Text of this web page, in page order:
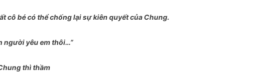
cô bé có thể chống lại sự kiên quyết của Chung.
người yêu em thôi…”
thì thầm